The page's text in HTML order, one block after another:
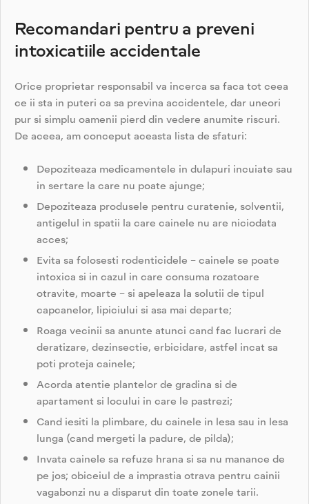
Recomandari pentru a preveni
intoxicatiile accidentale
Orice proprietar responsabil va incerca sa faca tot ceea
ce ii sta in puteri ca sa previna accidentele, dar uneori
pur si simplu oamenii pierd din vedere anumite riscuri.
De aceea, am conceput aceasta lista de sfaturi:
Depoziteaza medicamentele in dulapuri incuiate sau
in sertare la care nu poate ajunge;
Depoziteaza produsele pentru curatenie, solventii,
antigelul in spatii la care cainele nu are niciodata
acces;
Evita sa folosesti rodenticidele – cainele se poate
intoxica si in cazul in care consuma rozatoare
otravite, moarte – si apeleaza la solutii de tipul
capcanelor, lipiciului si asa mai departe;
Roaga vecinii sa anunte atunci cand fac lucrari de
deratizare, dezinsectie, erbicidare, astfel incat sa
poti proteja cainele;
Acorda atentie plantelor de gradina si de
apartament si locului in care le pastrezi;
Cand iesiti la plimbare, du cainele in lesa sau in lesa
lunga (cand mergeti la padure, de pilda);
Invata cainele sa refuze hrana si sa nu manance de
pe jos; obiceiul de a imprastia otrava pentru cainii
vagabonzi nu a disparut din toate zonele tarii.